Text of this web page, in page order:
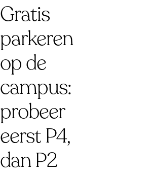
Gratis
parkeren
op de
campus:
probeer
eerst P4,
dan P2